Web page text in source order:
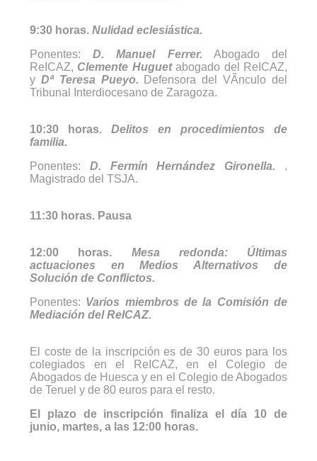
9:30 horas.Nulidad eclesiástica.
Ponentes:D. Manuel Ferrer. Abogado del
ReICAZ, Clemente Huguetabogado del ReICAZ,
y Dª Teresa Pueyo. Defensora del VÃ­nculo del
Tribunal Interdiocesano de Zaragoza.
10:30 horas.Delitos en procedimientos de
familia.
Ponentes: D. Fermín Hernández Gironella. .
Magistrado del TSJA.
11:30 horas. Pausa
12:00 horas. Mesa redonda: Últimas
actuaciones en Medios Alternativos de
Solución de Conflictos.
Ponentes: Varios miembros de la Comisión de
Mediación del ReICAZ.
El coste de la inscripción es de 30 euros para los
colegiados en el ReICAZ, en el Colegio de
Abogados de Huesca y en el Colegio de Abogados
de Teruel y de 80 euros para el resto.
El plazo de inscripción finaliza el día 10 de
junio, martes, a las 12:00 horas.